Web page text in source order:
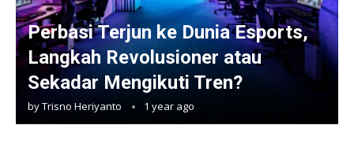
Perbasi Terjun ke Dunia Esports,
Langkah Revolusioner atau
Sekadar Mengikuti Tren?
byTrisno Heriyanto 1 year ago